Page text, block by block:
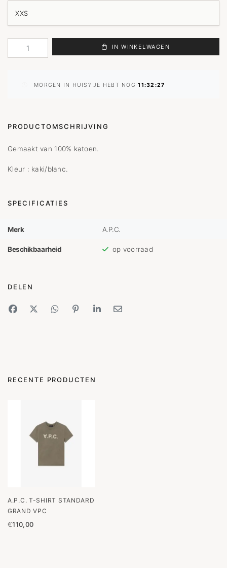
IN WINKELWAGEN
MORGEN IN HUIS? JE HEBT NOG11:32:27
PRODUCTOMSCHRIJVING
Gemaakt van 100% katoen.
Kleur : kaki/blanc.
SPECIFICATIES
Merk A.P.C.
Beschikbaarheid op voorraad
DELEN
RECENTE PRODUCTEN
A.P.C. T-SHIRT STANDARD
GRAND VPC
€110,00